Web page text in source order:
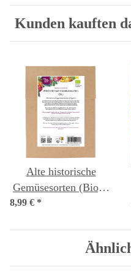
Kunden kauften
Alte historische
Gemüsesorten (Bio) -
Samenset
8,99 € *